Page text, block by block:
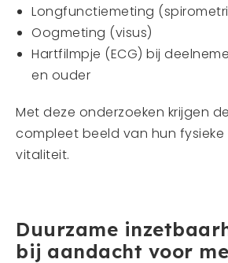
Longfunctiemeting
Oogmeting (visus)
Hartfilmpje (ECG) bij
en ouder
Met deze onderzoeken krijgen
compleet beeld van hun
vitaliteit.
Duurzame
bij aandacht voor